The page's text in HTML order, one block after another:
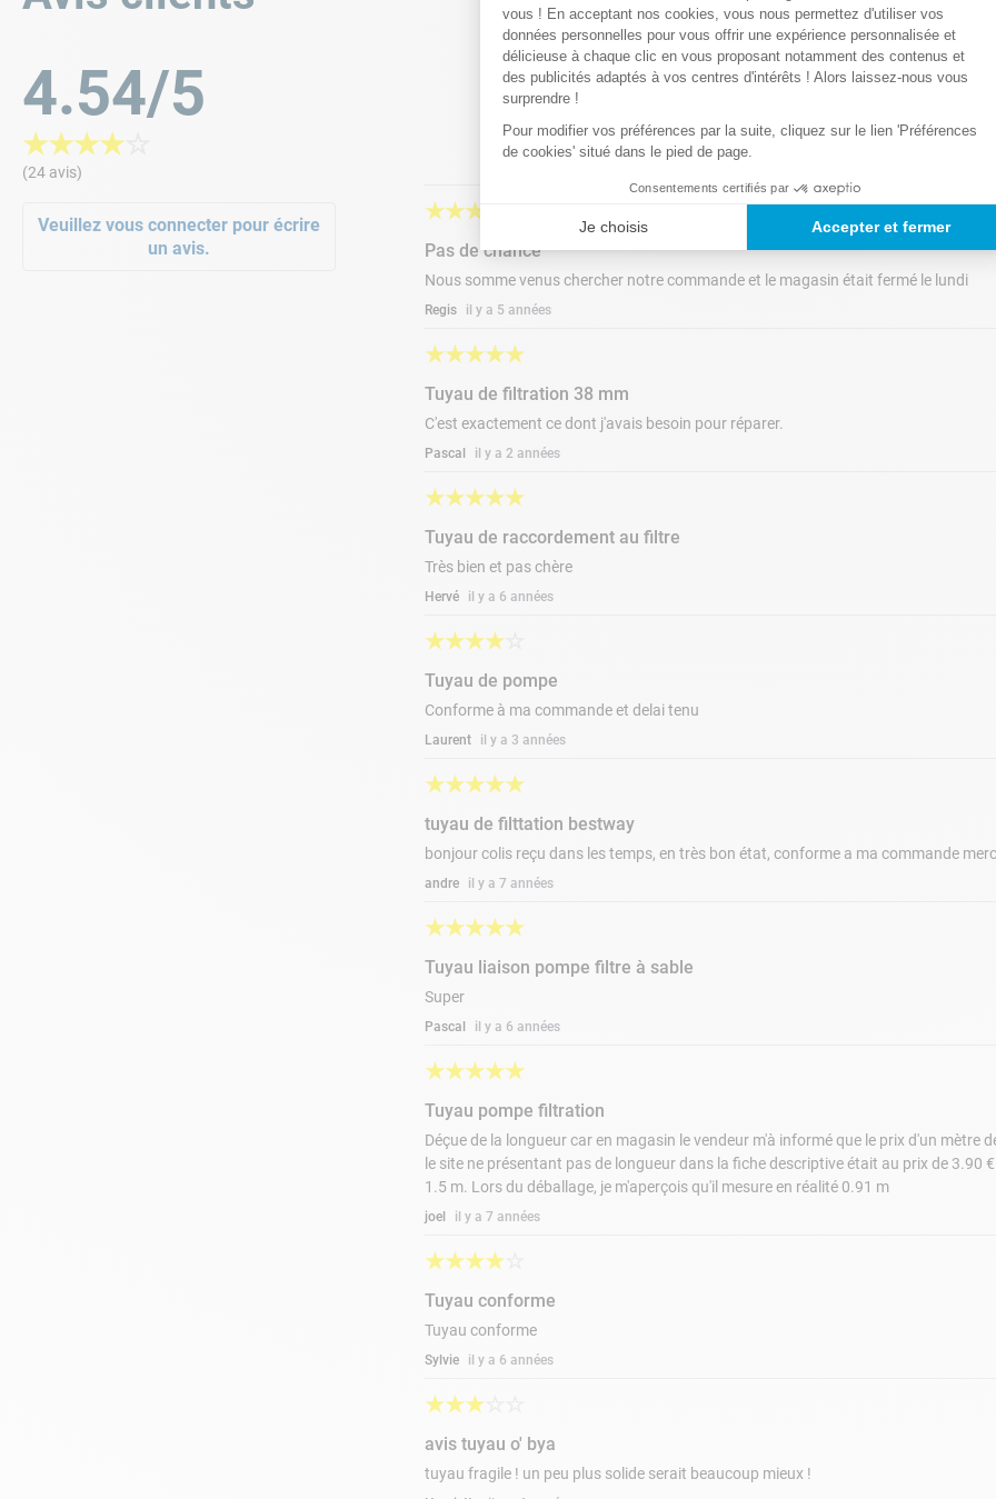
★★★★
4.54/5
(24 avis)
Veuillez vous connecter pour écrire
un avis.
★★★
Pas de chance
il y a 5 années
Regis
Nous somme venus chercher notre commande et le magasin était fermé le lundi
★★★★★
Tuyau de filtration 38 mm
il y a 2 années
Pascal
C'est exactement ce dont j'avais besoin pour réparer.
★★★★★
Tuyau de raccordement au filtre
il y a 6 années
Hervé
Très bien et pas chère
★★★★
Tuyau de pompe
il y a 3 années
Laurent
Conforme à ma commande et delai tenu
★★★★★
tuyau de filttation bestway
il y a 7 années
andre
bonjour colis reçu dans les temps, en très bon état, conforme a ma commande
★★★★★
Tuyau liaison pompe filtre à sable
il y a 6 années
Pascal
Super
★★★★★
Tuyau pompe filtration
il y a 7 années
joel
Déçue de la longueur car en magasin le vendeur m'à informé que le prix d'un mètre
le site ne présentant pas de longueur dans la fiche descriptive était au prix de 3.90
1.5 m. Lors du déballage, je m'aperçois qu'il mesure en réalité 0.91 m
★★★★
Tuyau conforme
il y a 6 années
Sylvie
Tuyau conforme
★★★
avis tuyau o' bya
tuyau fragile ! un peu plus solide serait beaucoup mieux !
vous ! En acceptant nos cookies, vous nous permettez d'utiliser vos
données personnelles pour vous offrir une expérience personnalisée et
délicieuse à chaque clic en vous proposant notamment des contenus et
des publicités adaptés à vos centres d'intérêts ! Alors laissez-nous vous
surprendre !
Pour modifier vos préférences par la suite, cliquez sur le lien 'Préférences
de cookies' situé dans le pied de page.
Consentements certifiés par
Je choisis Accepter et fermer
Axeptio consent